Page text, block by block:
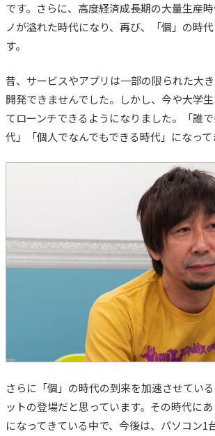
です。さらに、高度経済成長期の大量生産
ノが溢れた時代になり、再び、「個」の時
す。
昔、サービスやアプリは一部の限られた大
開発できませんでした。しかし、今や大学
てローンチできるようになりました。「誰
代」「個人でなんでもできる時代」になって
さらに「個」の時代の到来を加速させてい
ットの登場だと思っています。 その時代に
になってきている中で、今後は、パソコン1